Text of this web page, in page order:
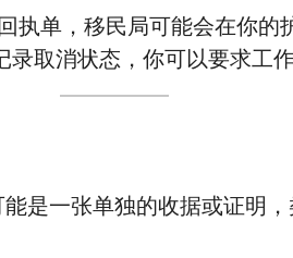
执单，移民局可能会在你
取消状态，你可以要求工
能是一张单独的收据或证明